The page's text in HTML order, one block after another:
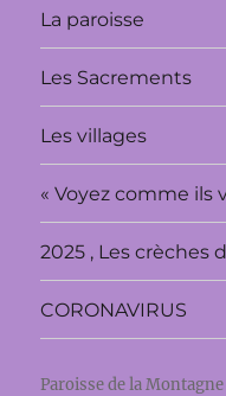
La paroisse
Les Sacrements
Les villages
« Voyez comme ils
2025 , Les crèches
CORONAVIRUS
Paroisse de la